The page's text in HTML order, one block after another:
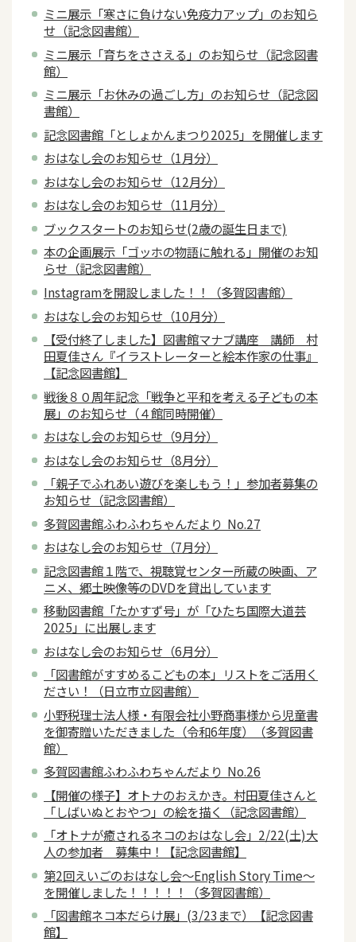
ミニ展示「寒さに負けない免疫力アップ」のお知ら
せ（記念図書館）
ミニ展示「育ちをささえる」のお知らせ（記念図書
館）
ミニ展示「お休みの過ごし方」のお知らせ（記念図
書館）
記念図書館「としょかんまつり2025」を開催します
おはなし会のお知らせ（1月分）
おはなし会のお知らせ（12月分）
おはなし会のお知らせ（11月分）
ブックスタートのお知らせ(2歳の誕生日まで)
本の企画展示「ゴッホの物語に触れる」開催のお知
らせ（記念図書館）
Instagramを開設しました！！（多賀図書館）
おはなし会のお知らせ（10月分）
【受付終了しました】図書館マナブ講座 講師 村
田夏佳さん『イラストレーターと絵本作家の仕事』
【記念図書館】
戦後８０周年記念「戦争と平和を考える子どもの本
展」のお知らせ（４館同時開催）
おはなし会のお知らせ（9月分）
おはなし会のお知らせ（8月分）
「親子でふれあい遊びを楽しもう！」参加者募集の
お知らせ（記念図書館）
多賀図書館ふわふわちゃんだより No.27
おはなし会のお知らせ（7月分）
記念図書館１階で、視聴覚センター所蔵の映画、ア
ニメ、郷土映像等のDVDを貸出しています
移動図書館「たかすず号」が「ひたち国際大道芸
2025」に出展します
おはなし会のお知らせ（6月分）
「図書館がすすめるこどもの本」リストをご活用く
ださい！（日立市立図書館）
小野税理士法人様・有限会社小野商事様から児童書
を御寄贈いただきました（令和6年度）（多賀図書
館）
多賀図書館ふわふわちゃんだより No.26
【開催の様子】オトナのおえかき。村田夏佳さんと
「しばいぬとおやつ」の絵を描く（記念図書館）
「オトナが癒されるネコのおはなし会」2/22(土)大
人の参加者 募集中！【記念図書館】
第2回えいごのおはなし会～English Story Time～
を開催しました！！！！！（多賀図書館）
「図書館ネコ本だらけ展」(3/23まで）【記念図書
館】